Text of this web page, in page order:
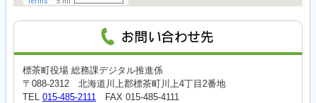
標茶町役場 総務課デジタル推進係
〒088-2312 北海道川上郡標茶町川上4丁目2番地
TEL 015-485-2111 FAX 015-485-4111